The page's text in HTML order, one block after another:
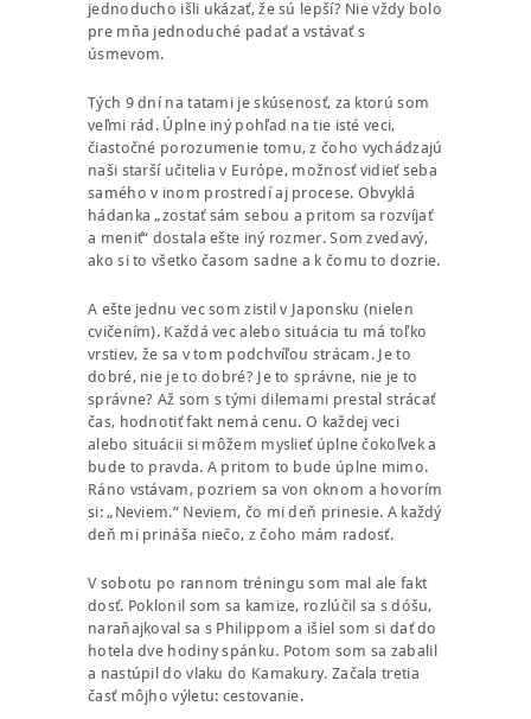
jednoducho išli ukázať, že sú lepší? Nie vždy bolo
pre mňa jednoduché padať a vstávať s
úsmevom.
Tých 9 dní na tatami je skúsenosť, za ktorú som
veľmi rád. Úplne iný pohľad na tie isté veci,
čiastočné porozumenie tomu, z čoho vychádzajú
naši starší učitelia v Európe, možnosť vidieť seba
samého v inom prostredí aj procese. Obvyklá
hádanka „zostať sám sebou a pritom sa rozvíjať
a meniť“ dostala ešte iný rozmer. Som zvedavý,
ako si to všetko časom sadne a k čomu to dozrie.
A ešte jednu vec som zistil v Japonsku (nielen
cvičením). Každá vec alebo situácia tu má toľko
vrstiev, že sa v tom podchvíľou strácam. Je to
dobré, nie je to dobré? Je to správne, nie je to
správne? Až som s tými dilemami prestal strácať
čas, hodnotiť fakt nemá cenu. O každej veci
alebo situácii si môžem myslieť úplne čokoľvek a
bude to pravda. A pritom to bude úplne mimo.
Ráno vstávam, pozriem sa von oknom a hovorím
si: „Neviem.“ Neviem, čo mi deň prinesie. A každý
deň mi prináša niečo, z čoho mám radosť.
V sobotu po rannom tréningu som mal ale fakt
dosť. Poklonil som sa kamize, rozlúčil sa s dóšu,
naraňajkoval sa s Philippom a išiel som si dať do
hotela dve hodiny spánku. Potom som sa zabalil
a nastúpil do vlaku do Kamakury. Začala tretia
časť môjho výletu: cestovanie.